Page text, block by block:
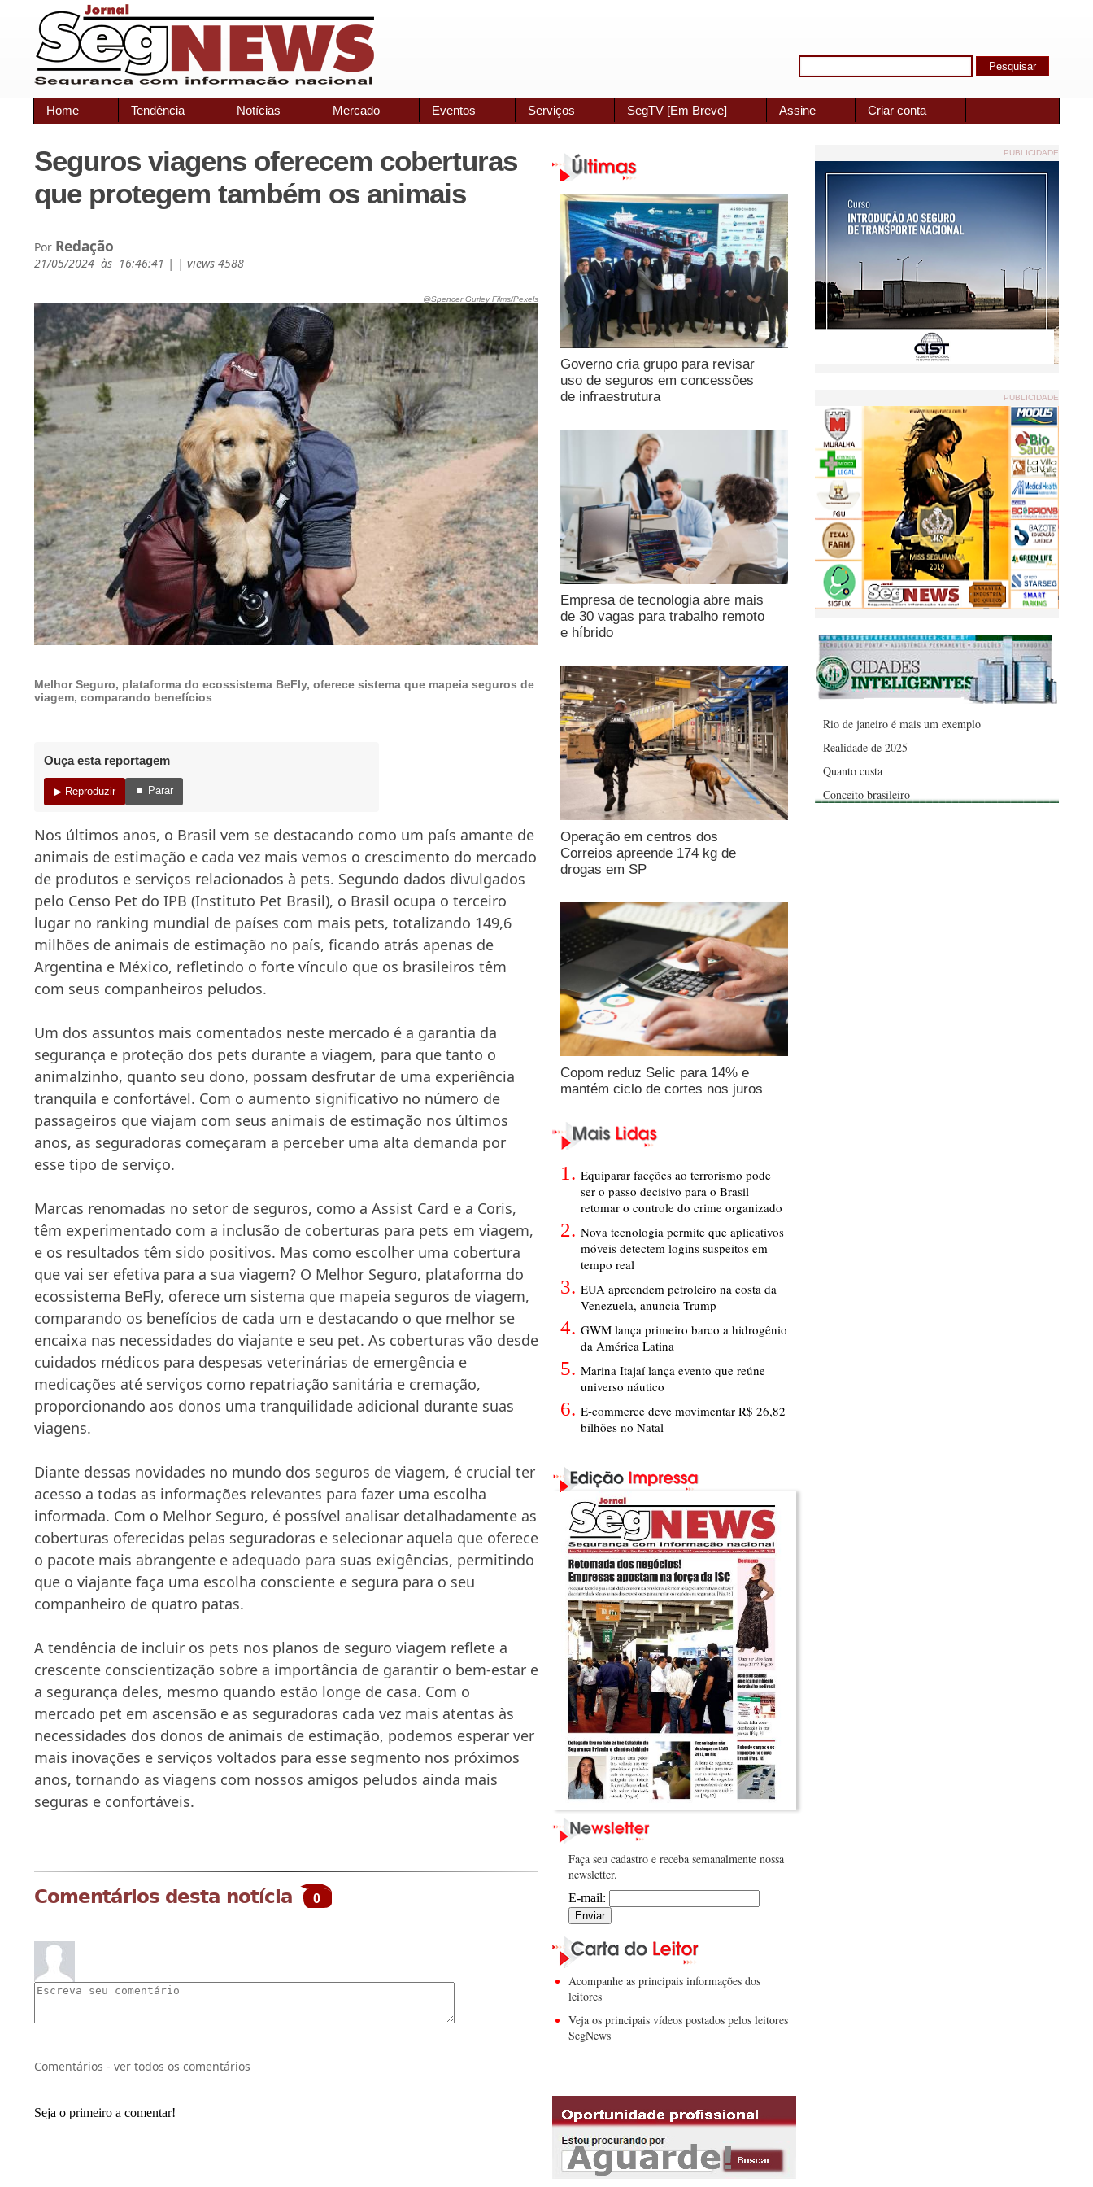
Home Tendência Notícias Mercado Eventos Serviços SegTV [Em Breve] Assine Criar conta
Seguros viagens oferecem coberturas
que protegem também os animais
Por Redação
21/05/2024 às 16:46:41 | | views 4588
@Spencer Gurley Films/Pexels
Melhor Seguro, plataforma do ecossistema BeFly, oferece sistema que mapeia seguros de
viagem, comparando benefícios
Ouça esta reportagem
▶ Reproduzir ⏹ Parar
Nos últimos anos, o Brasil vem se destacando como um país amante de
animais de estimação e cada vez mais vemos o crescimento do mercado
de produtos e serviços relacionados à pets. Segundo dados divulgados
pelo Censo Pet do IPB (Instituto Pet Brasil), o Brasil ocupa o terceiro
lugar no ranking mundial de países com mais pets, totalizando 149,6
milhões de animais de estimação no país, ficando atrás apenas de
Argentina e México, refletindo o forte vínculo que os brasileiros têm
com seus companheiros peludos.
Um dos assuntos mais comentados neste mercado é a garantia da
segurança e proteção dos pets durante a viagem, para que tanto o
animalzinho, quanto seu dono, possam desfrutar de uma experiência
tranquila e confortável. Com o aumento significativo no número de
passageiros que viajam com seus animais de estimação nos últimos
anos, as seguradoras começaram a perceber uma alta demanda por
esse tipo de serviço.
Marcas renomadas no setor de seguros, como a Assist Card e a Coris,
têm experimentado com a inclusão de coberturas para pets em viagem,
e os resultados têm sido positivos. Mas como escolher uma cobertura
que vai ser efetiva para a sua viagem? O Melhor Seguro, plataforma do
ecossistema BeFly, oferece um sistema que mapeia seguros de viagem,
comparando os benefícios de cada um e destacando o que melhor se
encaixa nas necessidades do viajante e seu pet. As coberturas vão desde
cuidados médicos para despesas veterinárias de emergência e
medicações até serviços como repatriação sanitária e cremação,
proporcionando aos donos uma tranquilidade adicional durante suas
viagens.
Diante dessas novidades no mundo dos seguros de viagem, é crucial ter
acesso a todas as informações relevantes para fazer uma escolha
informada. Com o Melhor Seguro, é possível analisar detalhadamente as
coberturas oferecidas pelas seguradoras e selecionar aquela que oferece
o pacote mais abrangente e adequado para suas exigências, permitindo
que o viajante faça uma escolha consciente e segura para o seu
companheiro de quatro patas.
A tendência de incluir os pets nos planos de seguro viagem reflete a
crescente conscientização sobre a importância de garantir o bem-estar e
a segurança deles, mesmo quando estão longe de casa. Com o
mercado pet em ascensão e as seguradoras cada vez mais atentas às
necessidades dos donos de animais de estimação, podemos esperar ver
mais inovações e serviços voltados para esse segmento nos próximos
anos, tornando as viagens com nossos amigos peludos ainda mais
seguras e confortáveis.
Comentários desta notícia 0
Comentários - ver todos os comentários
Seja o primeiro a comentar!
Governo cria grupo para revisar
uso de seguros em concessões
de infraestrutura
Empresa de tecnologia abre mais
de 30 vagas para trabalho remoto
e híbrido
Operação em centros dos
Correios apreende 174 kg de
drogas em SP
Copom reduz Selic para 14% e
mantém ciclo de cortes nos juros
Equiparar facções ao terrorismo pode
ser o passo decisivo para o Brasil
retomar o controle do crime organizado
Nova tecnologia permite que aplicativos
móveis detectem logins suspeitos em
tempo real
EUA apreendem petroleiro na costa da
Venezuela, anuncia Trump
GWM lança primeiro barco a hidrogênio
da América Latina
Marina Itajaí lança evento que reúne
universo náutico
E-commerce deve movimentar R$ 26,82
bilhões no Natal
Faça seu cadastro e receba semanalmente nossa
newsletter.
E-mail:
Acompanhe as principais informações dos
leitores
Veja os principais vídeos postados pelos leitores
SegNews
PUBLICIDADE
PUBLICIDADE
Rio de janeiro é mais um exemplo
Realidade de 2025
Quanto custa
Conceito brasileiro